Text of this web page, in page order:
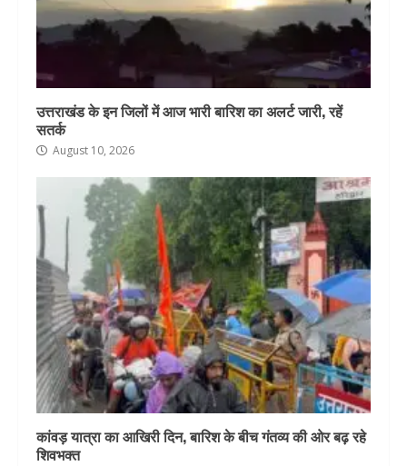
उत्तराखंड के इन जिलों में आज भारी बारिश का अलर्ट जारी, रहें
सतर्क
August 10, 2026
कांवड़ यात्रा का आखिरी दिन, बारिश के बीच गंतव्य की ओर बढ़ रहे
शिवभक्त